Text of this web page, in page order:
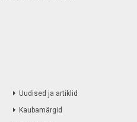
Uudised ja artiklid
Kaubamärgid